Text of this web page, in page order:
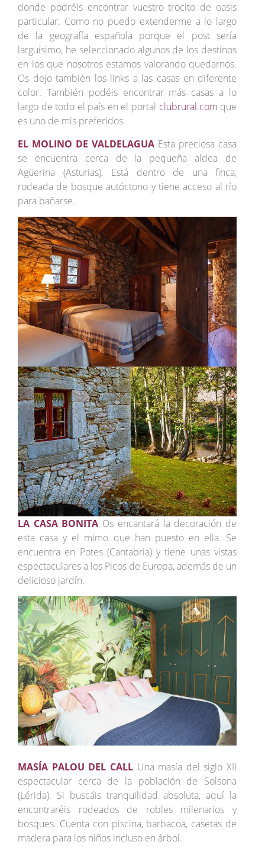
donde podréis encontrar vuestro trocito de oasis
particular. Como no puedo extenderme a lo largo
de la geografía española porque el post sería
larguísimo, he seleccionado algunos de los destinos
en los que nosotros estamos valorando quedarnos.
Os dejo también los links a las casas en diferente
color. También podéis encontrar más casas a lo
largo de todo el país en el portal clubrural.com que
es uno de mis preferidos.
EL MOLINO DE VALDELAGUA Esta preciosa casa
se encuentra cerca de la pequeña aldea de
Agüerina (Asturias). Está dentro de una finca,
rodeada de bosque autóctono y tiene acceso al río
para bañarse.
LA CASA BONITA Os encantará la decoración de
esta casa y el mimo que han puesto en ella. Se
encuentra en Potes (Cantabria) y tiene unas vistas
espectaculares a los Picos de Europa, además de un
delicioso jardín.
MASÍA PALOU DEL CALLUna masía del siglo XII
espectacular cerca de la población de Solsona
(Lérida). Si buscáis tranquilidad absoluta, aquí la
encontraréis rodeados de robles milenarios y
bosques. Cuenta con piscina, barbacoa, casetas de
madera para los niños incluso en árbol.